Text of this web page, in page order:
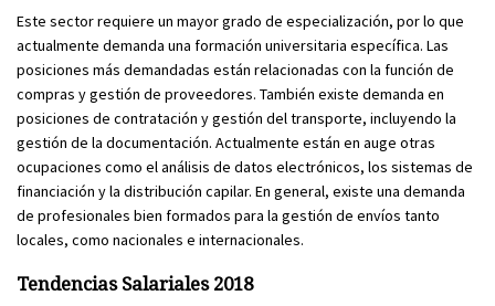
Este sector requiere un mayor grado de especialización, por lo que
actualmente demanda una formación universitaria específica. Las
posiciones más demandadas están relacionadas con la función de
compras y gestión de proveedores. También existe demanda en
posiciones de contratación y gestión del transporte, incluyendo la
gestión de la documentación. Actualmente están en auge otras
ocupaciones como el análisis de datos electrónicos, los sistemas de
financiación y la distribución capilar. En general, existe una demanda
de profesionales bien formados para la gestión de envíos tanto
locales, como nacionales e internacionales.
Tendencias Salariales 2018